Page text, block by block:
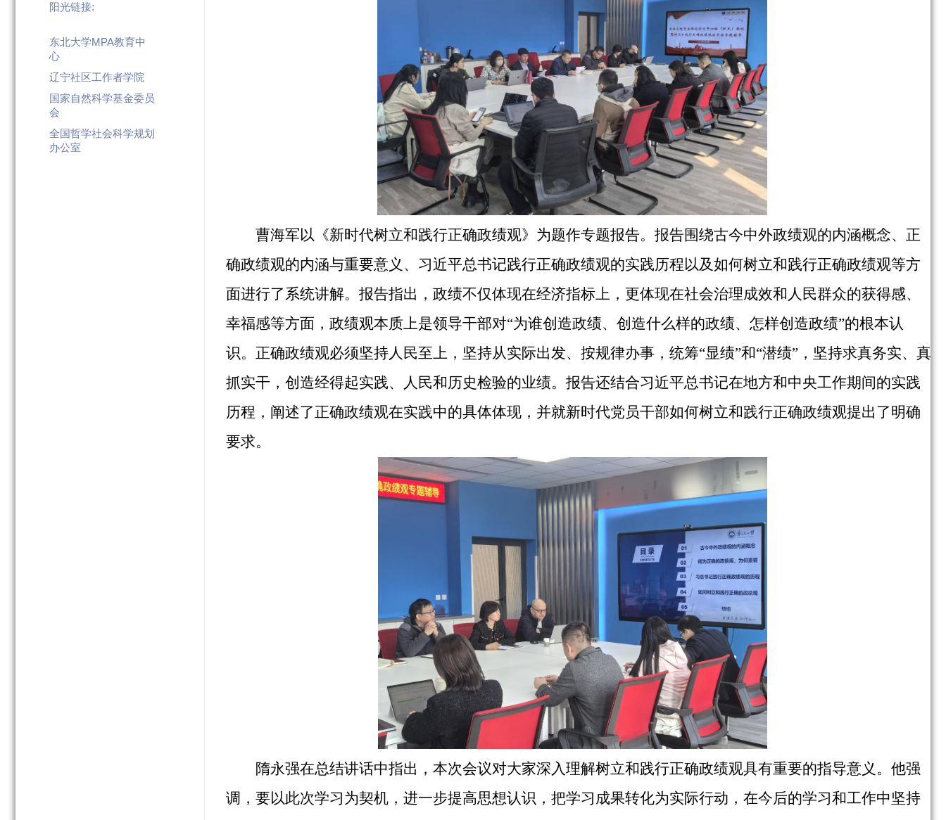
阳光链接:
东北大学MPA教育中
心
辽宁社区工作者学院
国家自然科学基金委员
会
全国哲学社会科学规划
办公室
曹海军以《新时代树立和践行正确政绩观》为题作专题报告。报告围绕古今中外政绩观的内涵概念、正
确政绩观的内涵与重要意义、习近平总书记践行正确政绩观的实践历程以及如何树立和践行正确政绩观等方
面进行了系统讲解。报告指出，政绩不仅体现在经济指标上，更体现在社会治理成效和人民群众的获得感、
幸福感等方面，政绩观本质上是领导干部对“为谁创造政绩、创造什么样的政绩、怎样创造政绩”的根本认
识。正确政绩观必须坚持人民至上，坚持从实际出发、按规律办事，统筹“显绩”和“潜绩”，坚持求真务实、真
抓实干，创造经得起实践、人民和历史检验的业绩。报告还结合习近平总书记在地方和中央工作期间的实践
历程，阐述了正确政绩观在实践中的具体体现，并就新时代党员干部如何树立和践行正确政绩观提出了明确
要求。
隋永强在总结讲话中指出，本次会议对大家深入理解树立和践行正确政绩观具有重要的指导意义。他强
调，要以此次学习为契机，进一步提高思想认识，把学习成果转化为实际行动，在今后的学习和工作中坚持